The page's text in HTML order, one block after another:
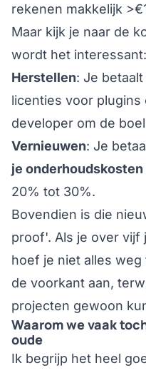
rekenen makkelijk
Maar kijk je naar de
wordt het interessant:
Herstellen: Je
licenties voor plugins
developer om de
Vernieuwen: Je
je onderhoudskosten
20% tot 30%.
Bovendien is die
proof'. Als je over vijf
hoef je niet alles
de voorkant aan,
projecten gewoon
Waarom we vaak
oude
Ik begrijp het heel